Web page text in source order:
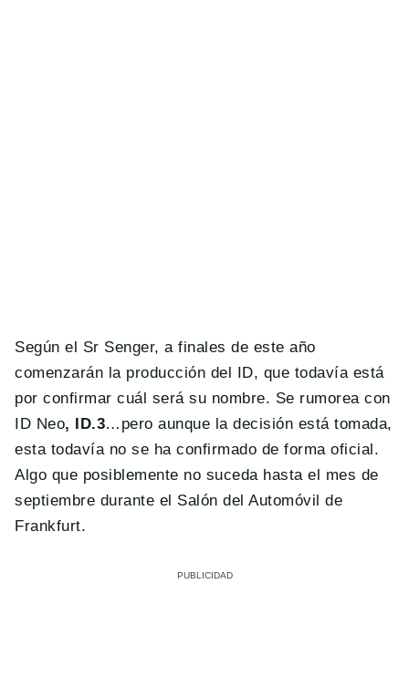
Según el Sr Senger, a finales de este año
comenzarán la producción del ID, que todavía está
por confirmar cuál será su nombre. Se rumorea con
ID Neo, ID.3…pero aunque la decisión está tomada,
esta todavía no se ha confirmado de forma oficial.
Algo que posiblemente no suceda hasta el mes de
septiembre durante el Salón del Automóvil de
Frankfurt.